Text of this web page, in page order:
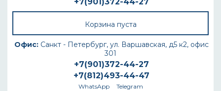
Корзина пуста
Офис: Санкт - Петербург, ул. Варшавская, д5 к2, офис
301
+7(901)372-44-27
+7(812)493-44-47
WhatsApp Telegram